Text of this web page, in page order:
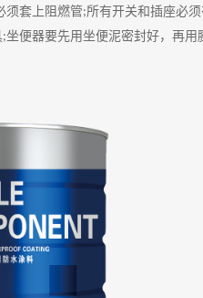
须套上阻燃管;所有开关和插座必须
;坐便器要先用坐便泥密封好，再